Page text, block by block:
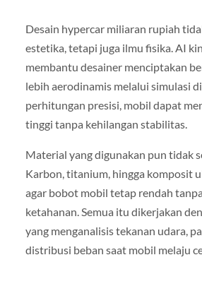
Desain hypercar miliaran rupiah
estetika, tetapi juga ilmu fisika. AI
membantu desainer menciptakan
lebih aerodinamis melalui simulasi
perhitungan presisi, mobil dapat
tinggi tanpa kehilangan stabilitas.
Material yang digunakan pun tidak
Karbon, titanium, hingga komposit
agar bobot mobil tetap rendah
ketahanan. Semua itu dikerjakan
yang menganalisis tekanan udara,
distribusi beban saat mobil melaju